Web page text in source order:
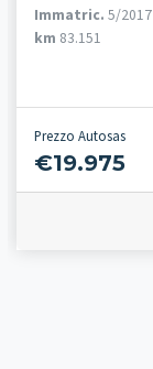
Immatric. 5/2017
km 83.151
Prezzo Autosas
€19.975